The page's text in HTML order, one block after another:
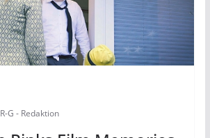
G - Redaktion